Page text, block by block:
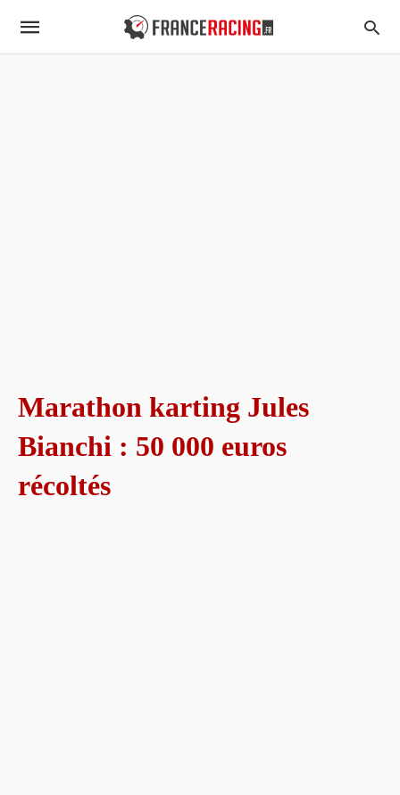
Marathon karting Jules
Bianchi : 50 000 euros
récoltés